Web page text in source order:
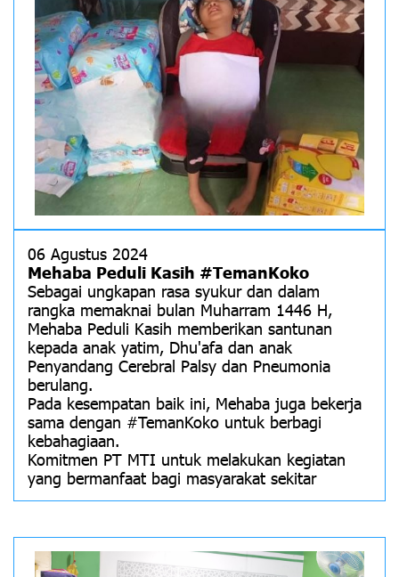
06 Agustus 2024
Mehaba Peduli Kasih #TemanKoko
Sebagai ungkapan rasa syukur dan dalam
rangka memaknai bulan Muharram 1446 H,
Mehaba Peduli Kasih memberikan santunan
kepada anak yatim, Dhu'afa dan anak
Penyandang Cerebral Palsy dan Pneumonia
berulang.
Pada kesempatan baik ini, Mehaba juga bekerja
sama dengan #TemanKoko untuk berbagi
kebahagiaan.
Komitmen PT MTI untuk melakukan kegiatan
yang bermanfaat bagi masyarakat sekitar